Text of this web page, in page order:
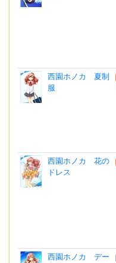
西園ホノカ 夏制
服
西園ホノカ 花の
ドレス
西園ホノカ デー